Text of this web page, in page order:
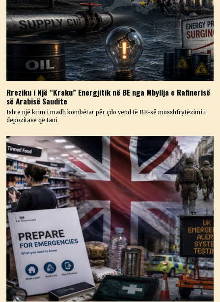
Rreziku i Një “Kraku” Energjitik në BE nga Mbyllja e Rafinerisë
së Arabisë Saudite
Ishte një krim i madh kombëtar për çdo vend të BE-së mosshfrytëzimi i
depozitave që tani